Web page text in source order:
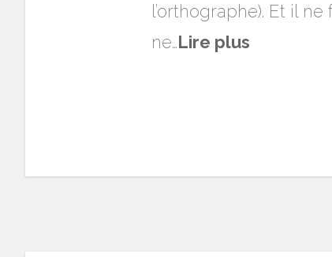
l’orthographe). Et il
ne…Lire plus